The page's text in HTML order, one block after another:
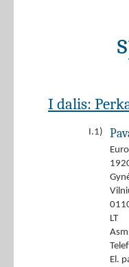
I dalis:
I.1)
LT
El.